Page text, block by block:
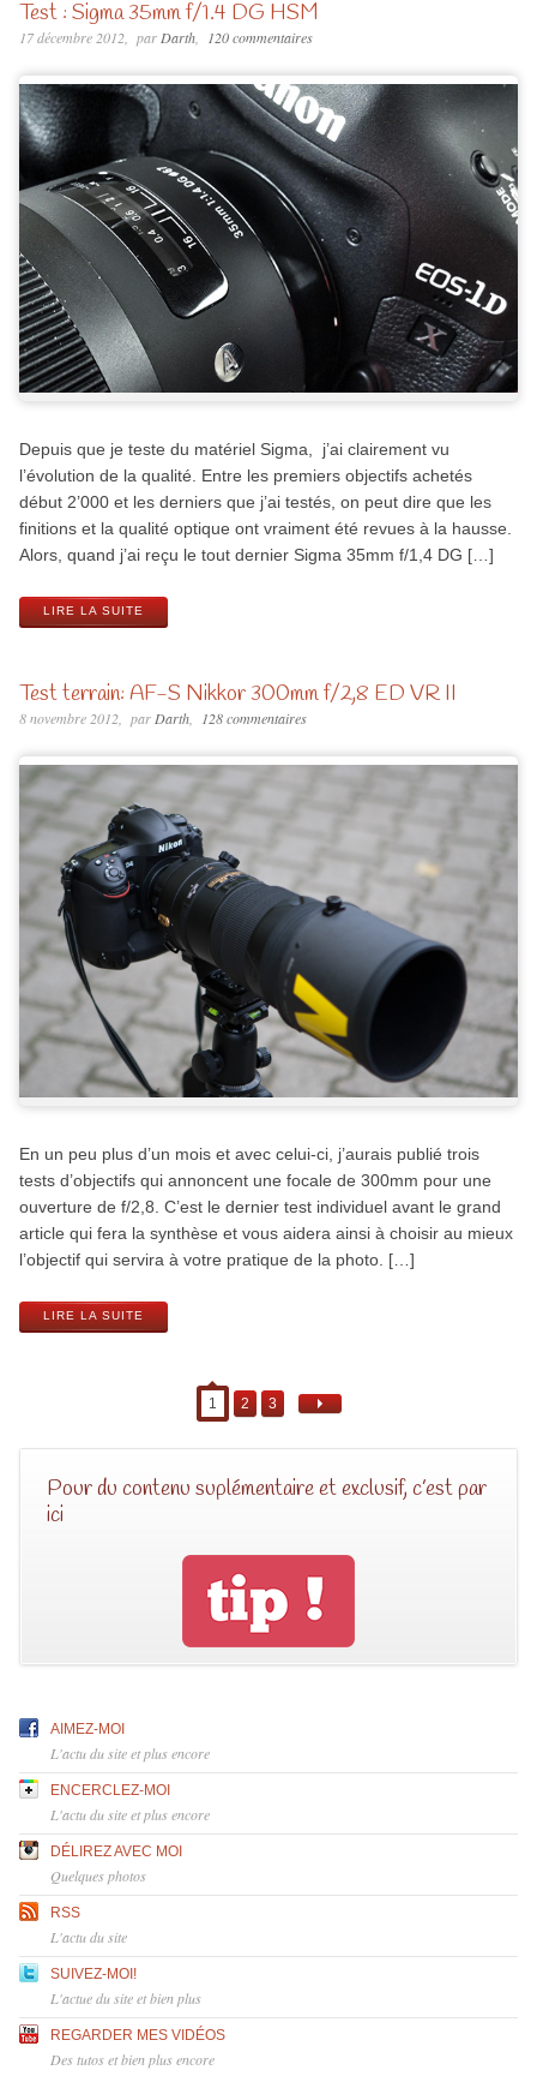
Test : Sigma 35mm f/1.4 DG HSM
17 décembre 2012 parDarth 120 commentaires
Depuis que je teste du matériel Sigma, j’ai clairement vu
l’évolution de la qualité. Entre les premiers objectifs achetés
début 2’000 et les derniers que j’ai testés, on peut dire que les
finitions et la qualité optique ont vraiment été revues à la hausse.
Alors, quand j’ai reçu le tout dernier Sigma 35mm f/1,4 DG […]
LIRE LA SUITE
Test terrain: AF-S Nikkor 300mm f/2,8 ED VR II
8 novembre 2012 par Darth 128 commentaires
En un peu plus d’un mois et avec celui-ci, j’aurais publié trois
tests d’objectifs qui annoncent une focale de 300mm pour une
ouverture de f/2,8. C’est le dernier test individuel avant le grand
article qui fera la synthèse et vous aidera ainsi à choisir au mieux
l’objectif qui servira à votre pratique de la photo. […]
LIRE LA SUITE
1 2 3
Pour du contenu suplémentaire et exclusif, c’est par
ici
AIMEZ-MOI
L'actu du site et plus encore
ENCERCLEZ-MOI
L'actu du site et plus encore
DÉLIREZ AVEC MOI
Quelques photos
RSS
L'actu du site
SUIVEZ-MOI!
L'actue du site et bien plus
REGARDER MES VIDÉOS
Des tutos et bien plus encore